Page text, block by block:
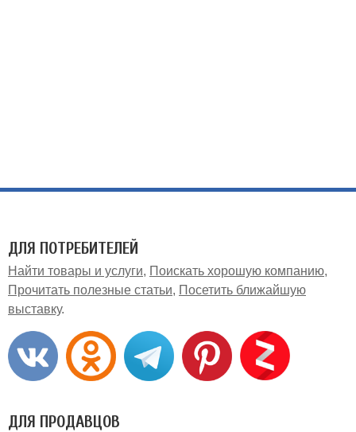
ДЛЯ ПОТРЕБИТЕЛЕЙ
Найти товары и услуги
Поискать хорошую компанию
Прочитать полезные статьи
Посетить ближайшую
выставку
ДЛЯ ПРОДАВЦОВ